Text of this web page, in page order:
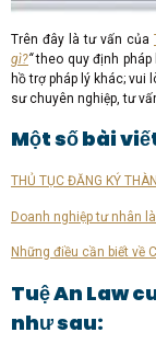
Trên đây là tư vấn của
gì?“theo quy định pháp
hồ trợ pháp lý khác; vui
sư chuyên nghiệp, tư
Một số bài
THỦ TỤC ĐĂNG KÝ
Doanh nghiệp tư nhân
Những điều cần biết về
Tuệ An Law
như sau: